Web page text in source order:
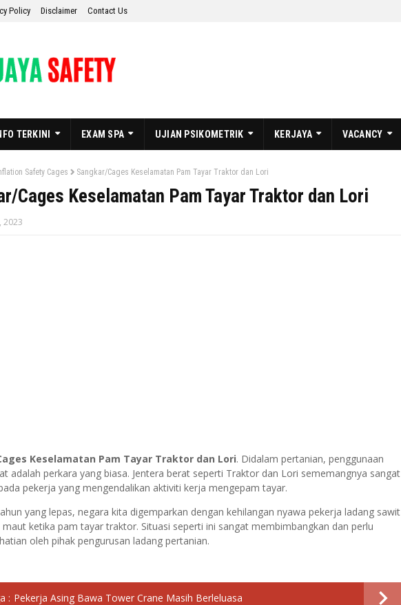
Policy Disclaimer Contact Us
TERKINI EXAM SPA UJIAN PSIKOMETRIK KERJAYA VACANCY
Safety Cages Sangkar/Cages Keselamatan Pam Tayar Traktor dan Lori
Cages Keselamatan Pam Tayar Traktor dan Lori
2023
Keselamatan Pam Tayar Traktor dan Lori. Didalam pertanian, penggunaan
adalah perkara yang biasa. Jentera berat seperti Traktor dan Lori sememangnya sangat
pekerja yang mengendalikan aktiviti kerja mengepam tayar.
yang lepas, negara kita digemparkan dengan kehilangan nyawa pekerja ladang sawit
ketika pam tayar traktor. Situasi seperti ini sangat membimbangkan dan perlu
oleh pihak pengurusan ladang pertanian.
: Pekerja Asing Bawa Tower Crane Masih Berleluasa